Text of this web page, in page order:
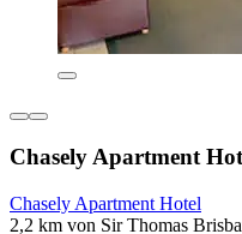
Chasely Apartment
Chasely Apartment Hotel
2,2 km von Sir Thomas